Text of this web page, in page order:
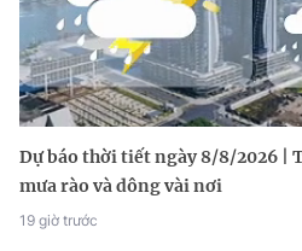
Dự báo thời tiết ngày 8/8/2026 |
mưa rào và dông vài nơi
19 giờ trước